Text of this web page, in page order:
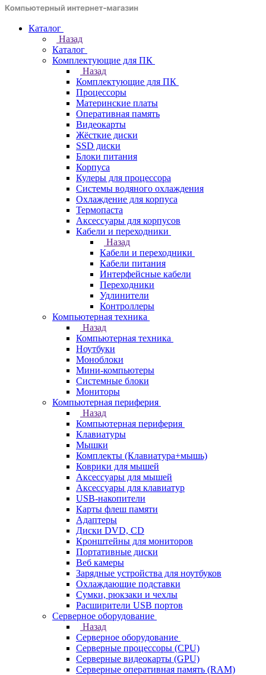
Каталог
Назад
Каталог
Комплектующие для ПК
Назад
Комплектующие для ПК
Процессоры
Материнские платы
Оперативная память
Видеокарты
Жёсткие диски
SSD диски
Блоки питания
Корпуса
Кулеры для процессора
Системы водяного охлаждения
Охлаждение для корпуса
Термопаста
Аксессуары для корпусов
Кабели и переходники
Назад
Кабели и переходники
Кабели питания
Интерфейсные кабели
Переходники
Удлинители
Контроллеры
Компьютерная техника
Назад
Компьютерная техника
Ноутбуки
Моноблоки
Мини-компьютеры
Системные блоки
Мониторы
Компьютерная периферия
Назад
Компьютерная периферия
Клавиатуры
Мышки
Комплекты (Клавиатура+мышь)
Коврики для мышей
Аксессуары для мышей
Аксессуары для клавиатур
USB-накопители
Карты флеш памяти
Адаптеры
Диски DVD, CD
Кронштейны для мониторов
Портативные диски
Веб камеры
Зарядные устройства для ноутбуков
Охлаждающие подставки
Сумки, рюкзаки и чехлы
Расширители USB портов
Серверное оборудование
Назад
Серверное оборудование
Серверные процессоры (CPU)
Серверные видеокарты (GPU)
Серверные оперативная память (RAM)